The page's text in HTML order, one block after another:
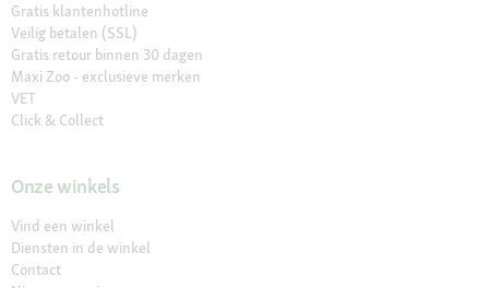
Gratis klantenhotline
Veilig betalen (SSL)
Gratis retour binnen 30 dagen
Maxi Zoo - exclusieve merken
VET
Click & Collect
Onze winkels
Vind een winkel
Diensten in de winkel
Contact